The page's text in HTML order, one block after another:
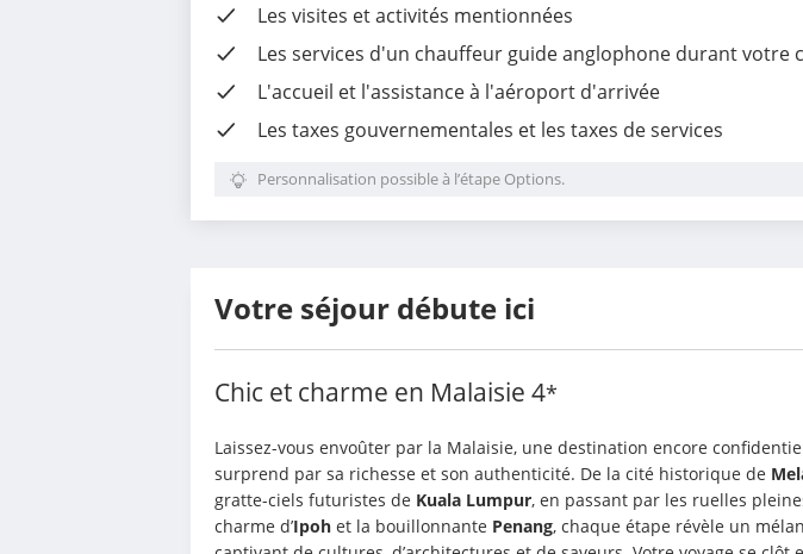
Les visites et activités mentionnées
Les services d'un chauffeur guide anglophone durant votre
L'accueil et l'assistance à l'aéroport d'arrivée
Les taxes gouvernementales et les taxes de services
Personnalisation possible à l’étape Options.
Votre séjour débute ici
Chic et charme en Malaisie 4*
Laissez-vous envoûter par la Malaisie, une destination encore
surprend par sa richesse et son authenticité. De la cité historique de
gratte-ciels futuristes de Kuala Lumpur, en passant par les ruelles
charme d’Ipoh et la bouillonnante Penang, chaque étape révèle un